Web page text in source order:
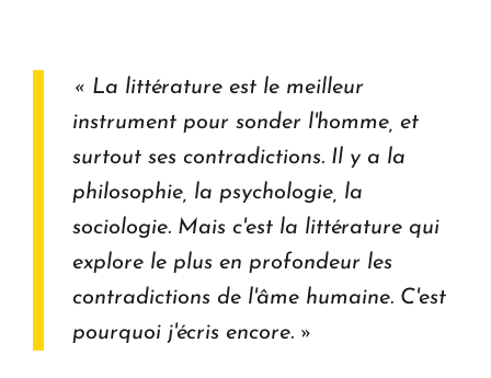
« La littérature est le meilleur
instrument pour sonder l'homme, et
surtout ses contradictions. Il y a la
philosophie, la psychologie, la
sociologie. Mais c'est la littérature qui
explore le plus en profondeur les
contradictions de l'âme humaine. C'est
pourquoi j'écris encore. »